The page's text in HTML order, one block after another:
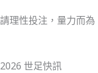
請理性投注，量力而
2026 世足快訊